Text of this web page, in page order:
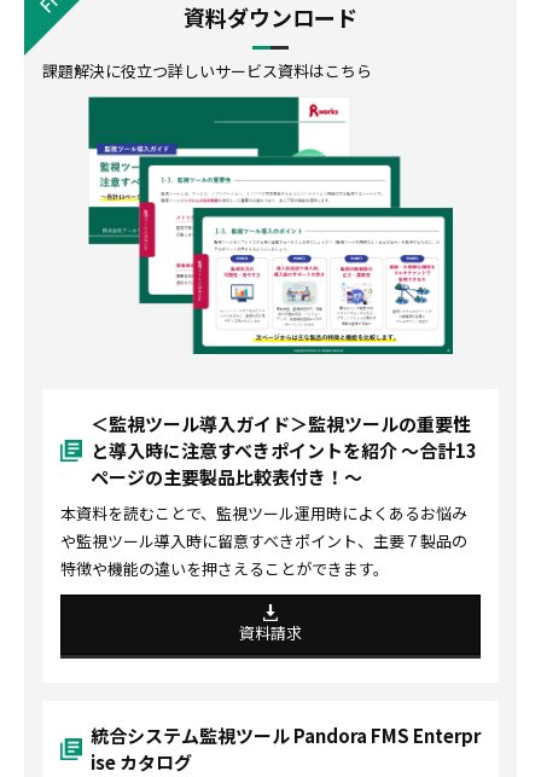
資料ダウンロード
課題解決に役立つ詳しいサービス資料はこちら
＜監視ツール導入ガイド＞監視ツールの重要性
と導入時に注意すべきポイントを紹介 〜合計13
ページの主要製品比較表付き！〜
本資料を読むことで、監視ツール運用時によくあるお悩み
や監視ツール導入時に留意すべきポイント、主要７製品の
特徴や機能の違いを押さえることができます。
資料請求
統合システム監視ツール Pandora FMS Enterpr
ise カタログ